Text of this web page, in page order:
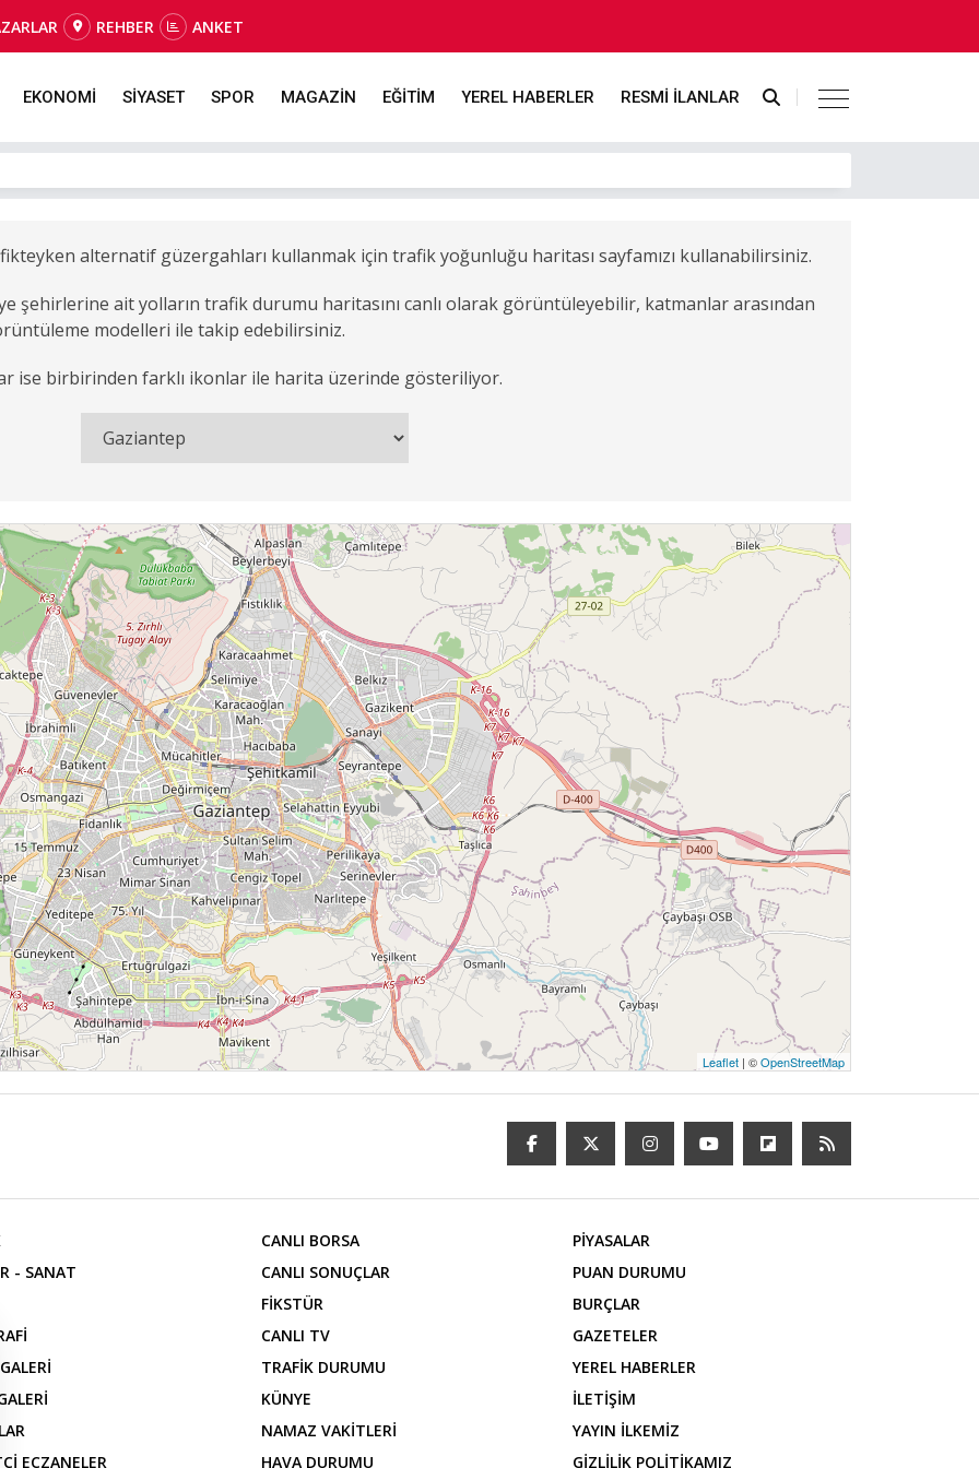
REHBER ANKET
EKONOMİ SİYASET SPOR MAGAZİN EĞİTİM YEREL HABERLER RESMİ İLANLAR
alternatif güzergahları kullanmak için trafik yoğunluğu haritası sayfamızı kullanabilirsiniz.
şehirlerine ait yolların trafik durumu haritasını canlı olarak görüntüleyebilir, katmanlar arasından
modelleri ile takip edebilirsiniz.
ise birbirinden farklı ikonlar ile harita üzerinde gösteriliyor.
Leaflet | ©OpenStreetMap
- SANAT
ECZANELER
CANLI BORSA
CANLI SONUÇLAR
FİKSTÜR
CANLI TV
TRAFİK DURUMU
KÜNYE
NAMAZ VAKİTLERİ
HAVA DURUMU
PİYASALAR
PUAN DURUMU
BURÇLAR
GAZETELER
YEREL HABERLER
İLETİŞİM
YAYIN İLKEMİZ
GİZLİLİK POLİTİKAMIZ